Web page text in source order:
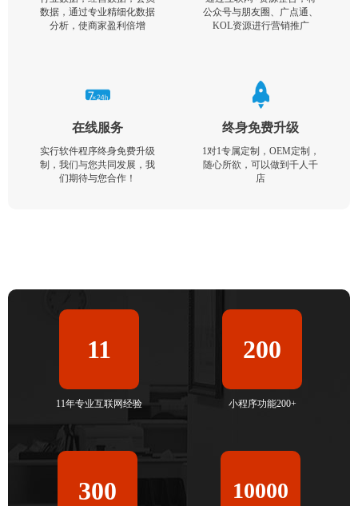
数据，通过专业精细化数据
分析，使商家盈利倍增
公众号与朋友圈、广点通、
KOL资源进行营销推广
在线服务
实行软件程序终身免费升级
制，我们与您共同发展，我
们期待与您合作！
终身免费升级
1对1专属定制，OEM定制，
随心所欲，可以做到千人千
店
11
11年专业互联网经验
200
小程序功能200+
300 10000